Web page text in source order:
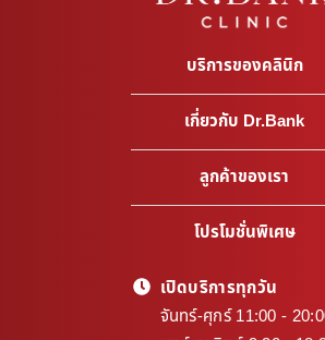
บริการของคลินิก
เกี่ยวกับ Dr.Bank
ลูกค้าของเรา
โปรโมชั่นพิเศษ
เปิดบริการทุกวัน
จันทร์-ศุกร์ 11:00 -